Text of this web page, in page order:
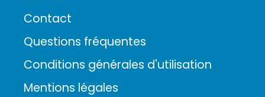
Contact
Questions fréquentes
Conditions générales d'utilisation
Mentions légales